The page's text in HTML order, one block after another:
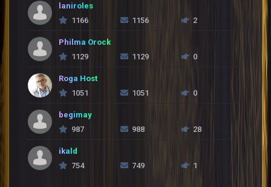
laniroles
1166
1156 2
Philma Orock
1129
1129 0
Roga Host
1051
1051 0
begimay
987
988 28
ikald
754
749 1